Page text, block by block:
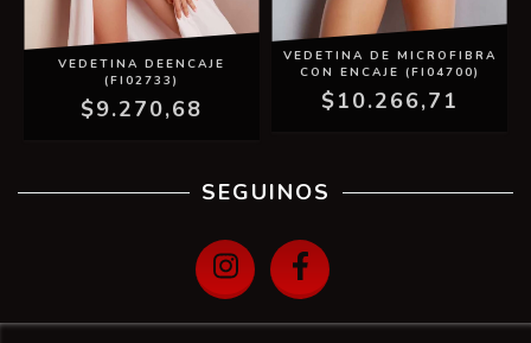
VEDETINA DEENCAJE
(FI02733)
$9.270,68
VEDETINA DE MICROFIBRA
CON ENCAJE (FI04700)
$10.266,71
SEGUINOS